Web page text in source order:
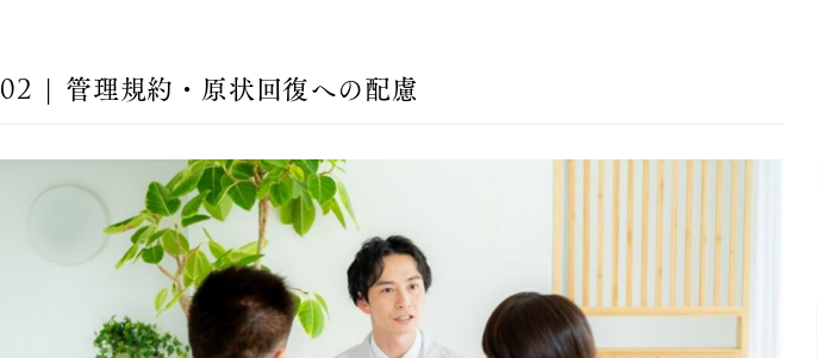
02 | 管理規約・原状回復への配慮